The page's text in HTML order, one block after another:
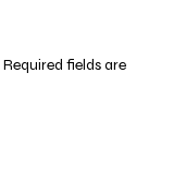
Required fields are